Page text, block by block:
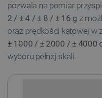
pozwala na pomiar
2 / ± 4 / ± 8 / ± 16 g z
oraz prędkości kątowej w
± 1000 / ± 2000 / ± 4000
wyboru pełnej skali.